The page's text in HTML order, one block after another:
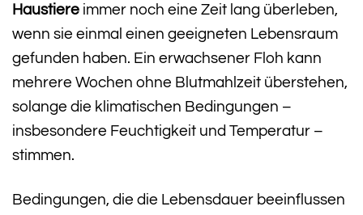
Haustiere immer noch eine Zeit lang überleben,
wenn sie einmal einen geeigneten Lebensraum
gefunden haben. Ein erwachsener Floh kann
mehrere Wochen ohne Blutmahlzeit überstehen,
solange die klimatischen Bedingungen –
insbesondere Feuchtigkeit und Temperatur –
stimmen.
Bedingungen, die die Lebensdauer beeinflussen